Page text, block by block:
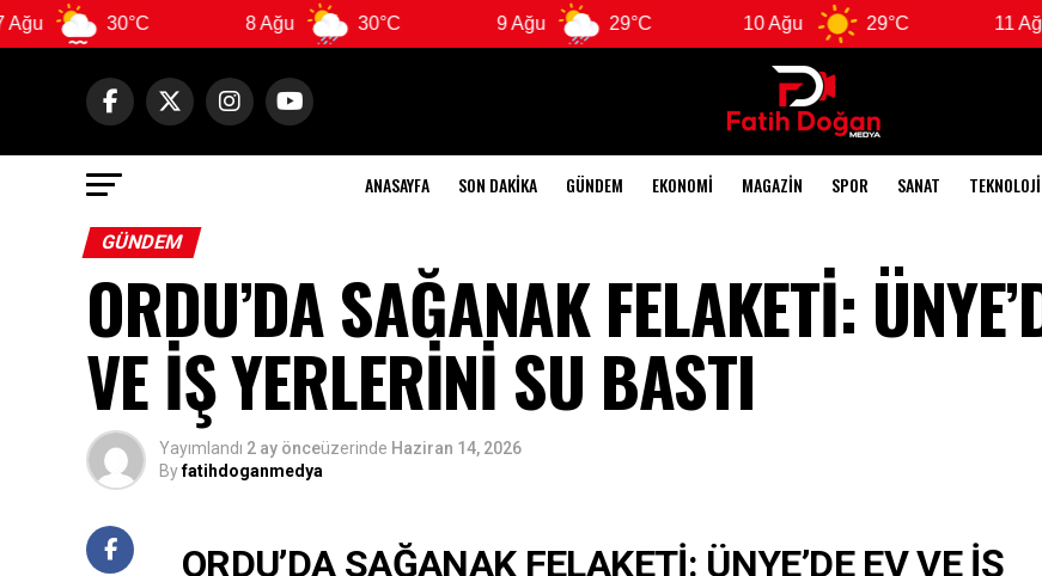
30°C 30°C 29°C 29°C 11 Ağu
ANASAYFA SON DAKIKA GÜNDEM EKONOMI MAGAZIN SPOR SANAT TEKNOLOJI
GÜNDEM
ORDU’DA SAĞANAK FELAKETİ:
VE İŞ YERLERİNİ SU BASTI
Yayımlandı 2 ay önceüzerinde Haziran 14, 2026
Byfatihdoganmedya
ORDU’DA SAĞANAK FELAKETİ: ÜNYE’DE EV VE İŞ